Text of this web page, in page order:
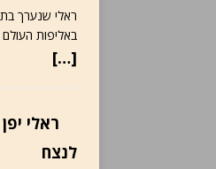
באליפות העולם בראלי, רואה
[…]
לנצח